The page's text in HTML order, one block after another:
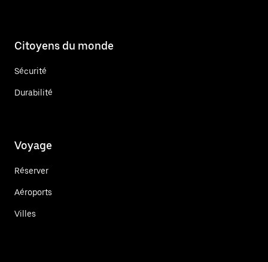
Citoyens du monde
Sécurité
Durabilité
Voyage
Réserver
Aéroports
Villes